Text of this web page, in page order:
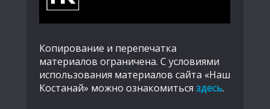
Копирование и перепечатка
материалов ограничена. С условиями
использования материалов сайта «Наш
Костанай» можно ознакомиться здесь.